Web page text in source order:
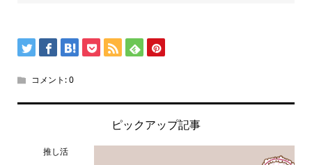
コメント:0
ピックアップ記事
推し活